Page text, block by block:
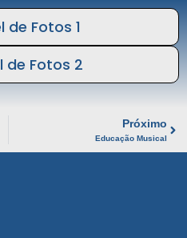
de Fotos 1
de Fotos 2
Próximo
Educação Musical